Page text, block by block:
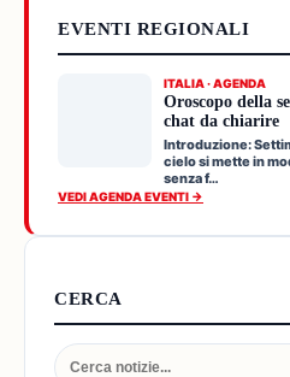
EVENTI REGIONALI
ITALIA · AGENDA
Oroscopo della
chat da chiarire
Introduzione:
cielo si mette in
senza f…
VEDI AGENDA EVENTI →
CERCA